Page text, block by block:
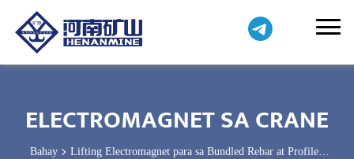
ELECTROMAGNET SA CRANE
Bahay
Lifting Electromagnet para sa Bundled Rebar at Profiled